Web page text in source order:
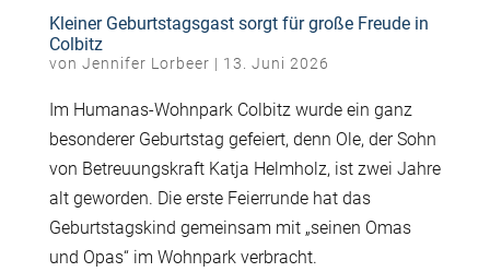
Kleiner Geburtstagsgast sorgt für große Freude in
Colbitz
von Jennifer Lorbeer | 13. Juni 2026
Im Humanas-Wohnpark Colbitz wurde ein ganz
besonderer Geburtstag gefeiert, denn Ole, der Sohn
von Betreuungskraft Katja Helmholz, ist zwei Jahre
alt geworden. Die erste Feierrunde hat das
Geburtstagskind gemeinsam mit „seinen Omas
und Opas“ im Wohnpark verbracht.